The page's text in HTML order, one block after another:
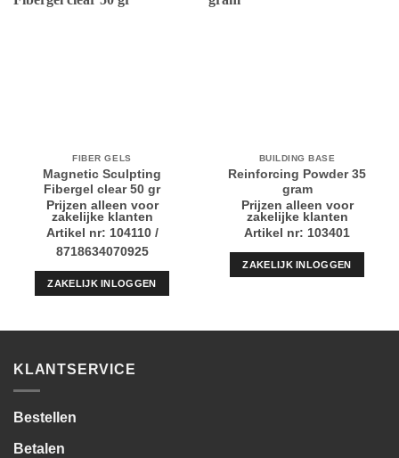
FIBER GELS
Magnetic Sculpting
Fibergel clear 50 gr
Prijzen alleen voor
zakelijke klanten
Artikel nr: 104110 /
8718634070925
ZAKELIJK INLOGGEN
BUILDING BASE
Reinforcing Powder 35
gram
Prijzen alleen voor
zakelijke klanten
Artikel nr: 103401
ZAKELIJK INLOGGEN
KLANTSERVICE
Bestellen
Betalen